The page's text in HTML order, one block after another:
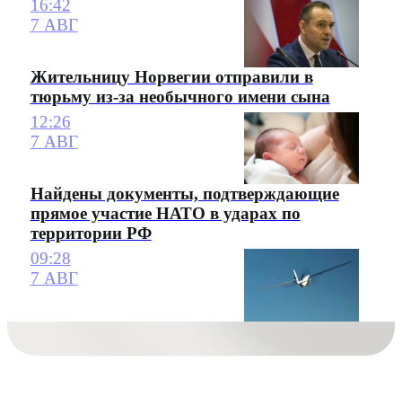
16:42
7 АВГ
Жительницу Норвегии отправили в
тюрьму из-за необычного имени сына
12:26
7 АВГ
Найдены документы, подтверждающие
прямое участие НАТО в ударах по
территории РФ
09:28
7 АВГ